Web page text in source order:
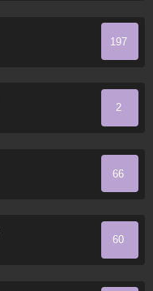
197
2
66
60